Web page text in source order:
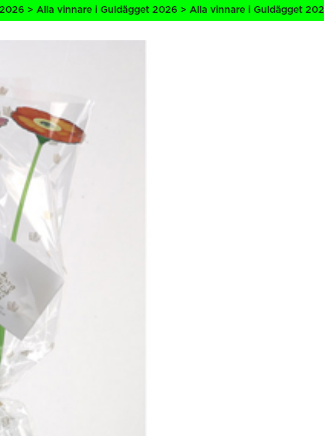
i Guldägget 2026 > Alla vinnare i Guldägget 2026 >